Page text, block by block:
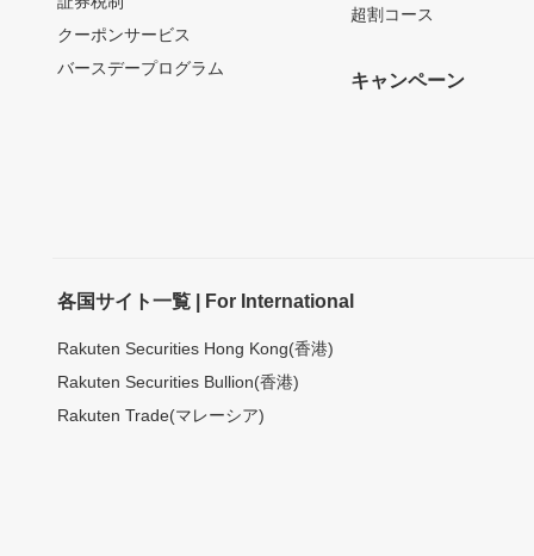
クーポンサービス
バースデープログラム
超割コース
キャンペーン
各国サイト一覧 | For International
Rakuten Securities Hong Kong(香港)
Rakuten Securities Bullion(香港)
Rakuten Trade(マレーシア)